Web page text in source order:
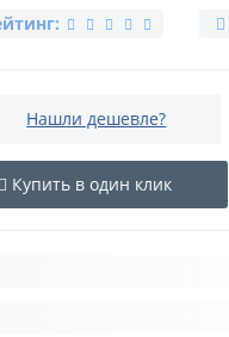
Нашли дешевле?
Купить в один клик